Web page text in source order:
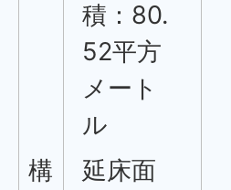
構
積：80.
52平方
メート
ル
延床面